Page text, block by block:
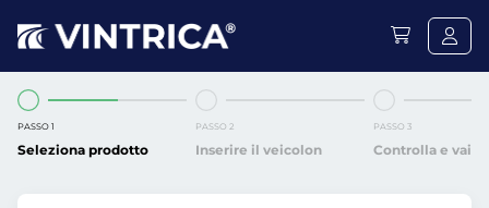
PASSO 1
Seleziona prodotto
PASSO 2
Inserire il veicolon
PASSO 3
Controlla e vai